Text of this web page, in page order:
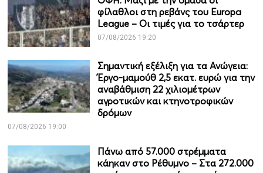
φίλαθλοι στη ρεβάνς του Europa
League – Οι τιμές για το τσάρτερ
07/08/2026 19:20
Σημαντική εξέλιξη για τα Ανώγεια:
Έργο-μαμούθ 2,5 εκατ. ευρώ για την
αναβάθμιση 22 χιλιομέτρων
αγροτικών και κτηνοτροφικών
δρόμων
07/08/2026 19:00
Πάνω από 57.000 στρέμματα
κάηκαν στο Ρέθυμνο – Στα 272.000